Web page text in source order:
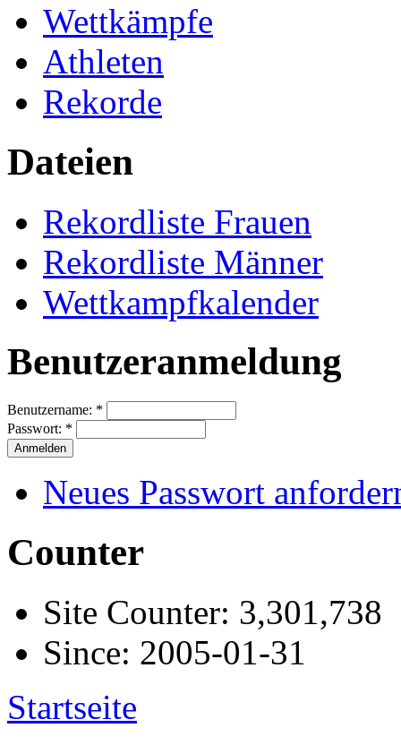
Wettkämpfe
Athleten
Rekorde
Dateien
Rekordliste Frauen
Rekordliste Männer
Wettkampfkalender
Benutzeranmeldung
Benutzername: *
Passwort: *
Neues Passwort
Counter
Site Counter: 3,301,738
Since: 2005-01-31
Startseite